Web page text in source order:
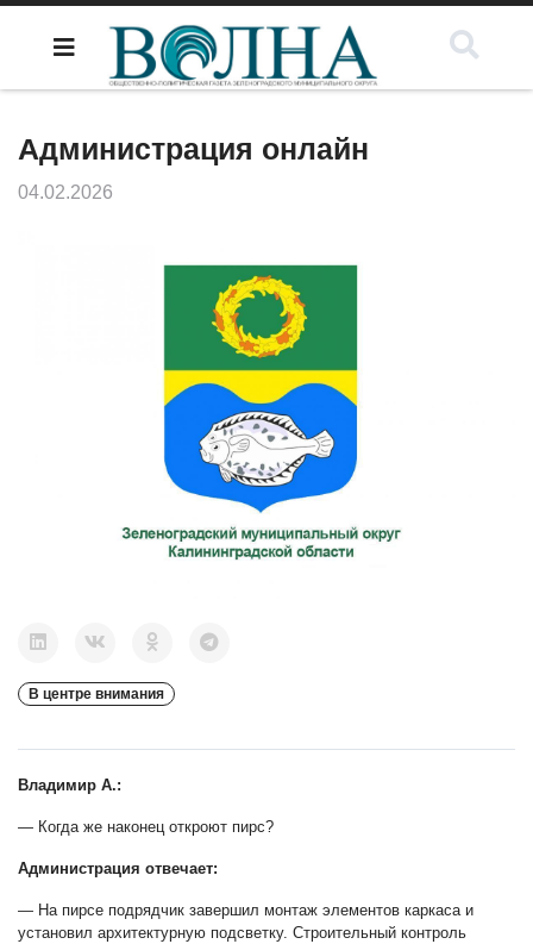
Администрация онлайн
04.02.2026
В центре внимания
Владимир А.:
— Когда же наконец откроют пирс?
Администрация отвечает:
— На пирсе подрядчик завершил монтаж элементов каркаса и
установил архитектурную подсветку. Строительный контроль